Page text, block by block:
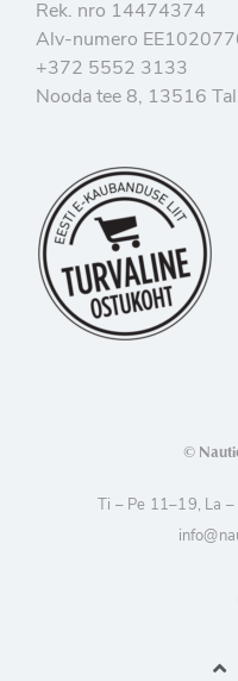
Rek. nro 14474374
Alv-numero
+372 5552 3133
Nooda tee 8, 13516
©
Ti – Pe 11–19, La